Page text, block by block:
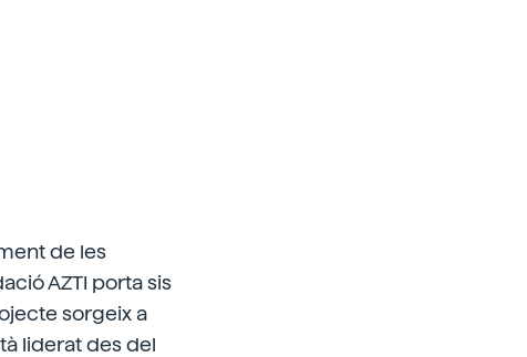
de les
AZTI porta sis
sorgeix a
liderat des del